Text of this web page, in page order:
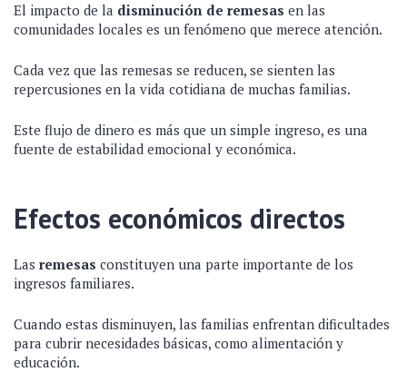
El impacto de la disminución de remesas en las
comunidades locales es un fenómeno que merece atención.
Cada vez que las remesas se reducen, se sienten las
repercusiones en la vida cotidiana de muchas familias.
Este flujo de dinero es más que un simple ingreso, es una
fuente de estabilidad emocional y económica.
Efectos económicos directos
Las remesas constituyen una parte importante de los
ingresos familiares.
Cuando estas disminuyen, las familias enfrentan dificultades
para cubrir necesidades básicas, como alimentación y
educación.